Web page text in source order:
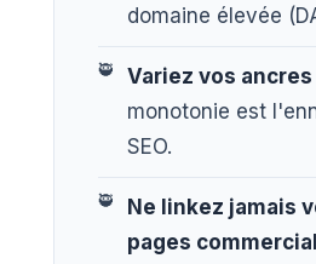
domaine élevée
Variez vos ancres
monotonie est
SEO.
Ne linkez jamais
pages